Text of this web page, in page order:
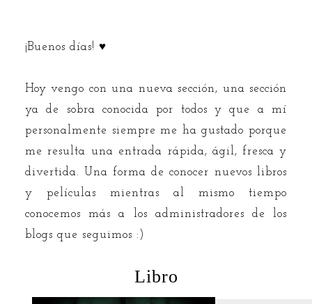
¡Buenos días! ♥
Hoy vengo con una nueva sección, una sección
ya de sobra conocida por todos y que a mí
personalmente siempre me ha gustado porque
me resulta una entrada rápida, ágil, fresca y
divertida. Una forma de conocer nuevos libros
y películas mientras al mismo tiempo
conocemos más a los administradores de los
blogs que seguimos :)
Libro